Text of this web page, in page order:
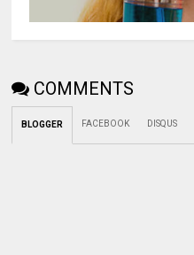
COMMENTS
BLOGGER FACEBOOK DISQUS